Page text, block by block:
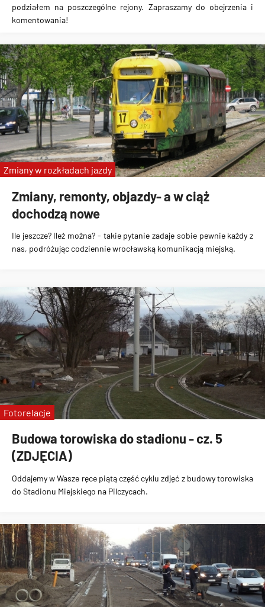
podziałem na poszczególne rejony. Zapraszamy do obejrzenia i
komentowania!
Zmiany, remonty, objazdy- a w ciąż
dochodzą nowe
Ile jeszcze? Ileż można? - takie pytanie zadaje sobie pewnie każdy z
nas, podróżując codziennie wrocławską komunikacją miejską.
Zmiany w rozkładach jazdy
Budowa torowiska do stadionu - cz. 5
(ZDJĘCIA)
Oddajemy w Wasze ręce piątą część cyklu zdjęć z budowy torowiska
do Stadionu Miejskiego na Pilczycach.
Fotorelacje